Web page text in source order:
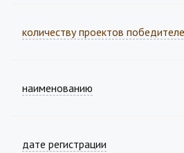
количеству проектов
наименованию
дате регистрации